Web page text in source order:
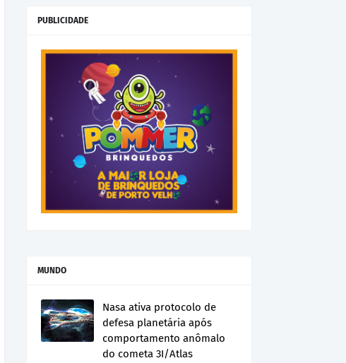
PUBLICIDADE
MUNDO
Nasa ativa protocolo de
defesa planetária após
comportamento anômalo
do cometa 3I/Atlas